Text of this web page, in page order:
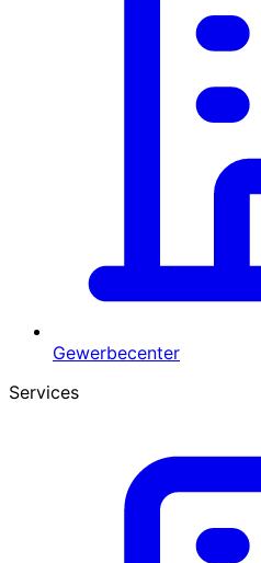
Gewerbecenter
Services